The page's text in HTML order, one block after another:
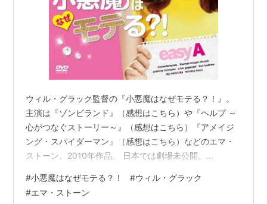
パトリシア・クラークソン
カム・ジガンデイ
リサ・クドロー
マルコム・マクダウェル
アリー・ミシャルカ
スタンリー・トゥッチ
概要
カリフォルニアの女子高生オリーヴは、ゲイの友人にい
じめを避ける為と頼まれて、寝ても居ないのに童貞喪失
の相手を演じてあげた。真相を知る数人の男子生徒から
同じような依頼を受け、少々の利益の為に嘘を付く事を
ウィル・グラック監督の『小悪魔はなぜモテる？！』。
主演は『ゾンビランド』（感想はこちら）や『ヘルプ ～
心がつなぐストーリー～』（感想はこちら）『アメイジ
ング・スパイダーマン』（感想はこちら）などのエマ・
ストーン。2010年作品。 日本では劇場未公開。
ン）は、友人のリーからのキャンプの誘いをことわるた
めに架空の彼氏をでっち上げる。しかしリーはオリーヴ
#小悪魔はなぜモテる？！ #ウィル・グラック
#エマ・ストーン